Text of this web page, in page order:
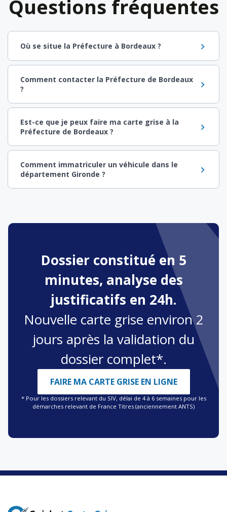
Questions fréquentes
Où se situe la Préfecture à Bordeaux ?
Comment contacter la Préfecture de Bordeaux
?
Est-ce que je peux faire ma carte grise à la
Préfecture de Bordeaux ?
Comment immatriculer un véhicule dans le
département Gironde ?
Dossier constitué en 5
minutes, analyse des
justificatifs en 24h.
Nouvelle carte grise environ 2
jours après la validation du
dossier complet*.
FAIRE MA CARTE GRISE EN LIGNE
* Pour les dossiers relevant du SIV, délai de 4 à 6 semaines pour les
démarches relevant de France Titres (anciennement ANTS)